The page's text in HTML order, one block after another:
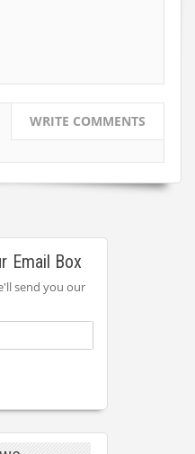
WRITE COMMENTS
Email Box
send you our